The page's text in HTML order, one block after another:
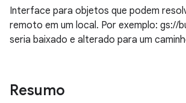
Interface para objetos que podem
remoto em um local. Por exemplo: gs://
seria baixado e alterado para um
Resumo